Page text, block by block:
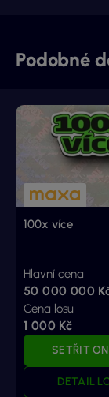
Podobné
100x více
Hlavní cena
50 000 000
Cena losu
1 000 Kč
SETŘIT
DETAIL